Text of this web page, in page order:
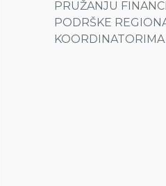
PRUŽANJU
PODRŠKE